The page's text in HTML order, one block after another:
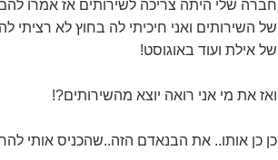
חברה שלי היתה צריכה לשירותים אז אמרו
של השירותים ואני חיכיתי לה בחוץ לא
של אילת ועוד באוגוסט!
ואז את מי אני רואה יוצא מהשירותים?!
כן כן אותו.. את הבנאדם הזה..שהכניס אותי